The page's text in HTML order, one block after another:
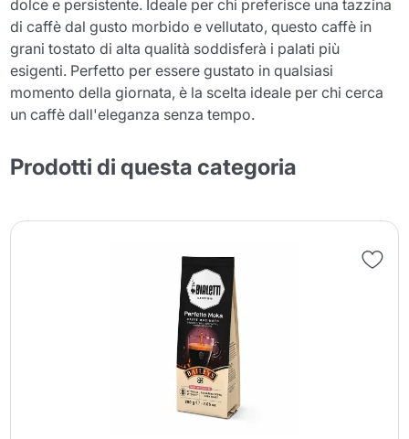
dolce e persistente. Ideale per chi preferisce una tazzina
di caffè dal gusto morbido e vellutato, questo caffè in
grani tostato di alta qualità soddisferà i palati più
esigenti. Perfetto per essere gustato in qualsiasi
momento della giornata, è la scelta ideale per chi cerca
un caffè dall'eleganza senza tempo.
Prodotti di questa categoria